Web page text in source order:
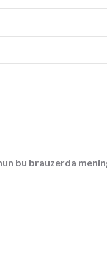
bu brauzerda